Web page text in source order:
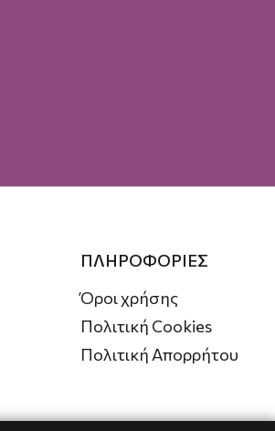
ΠΛΗΡΟΦΟΡΙΕΣ
Όροι χρήσης
Πολιτική Cookies
Πολιτική Απορρήτου